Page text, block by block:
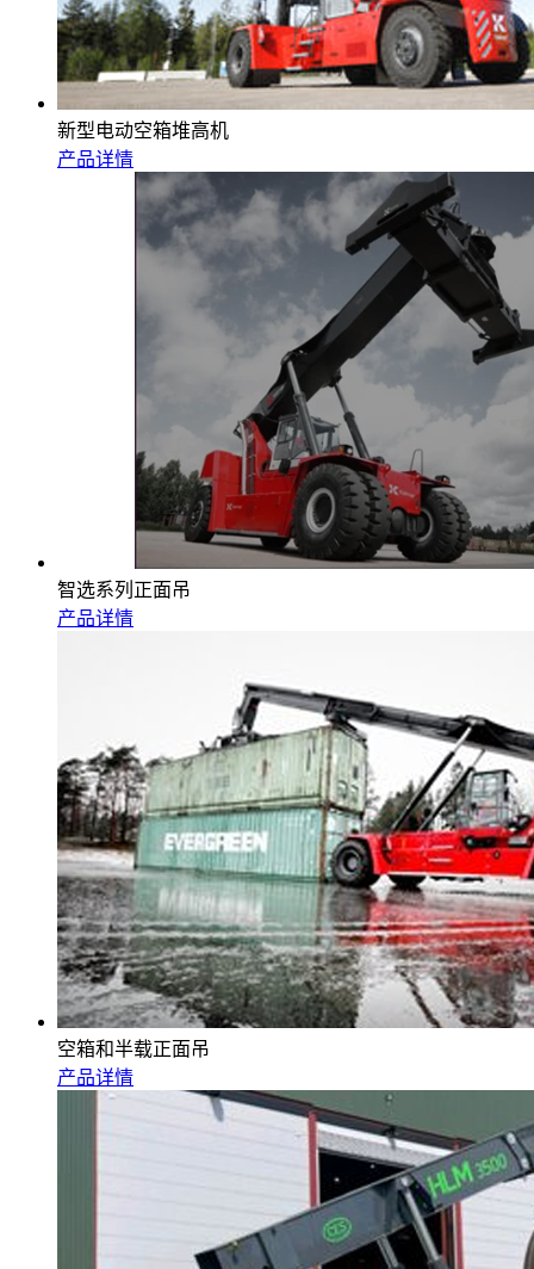
新型电动空箱堆高机
产品详情
智选系列正面吊
产品详情
空箱和半载正面吊
产品详情